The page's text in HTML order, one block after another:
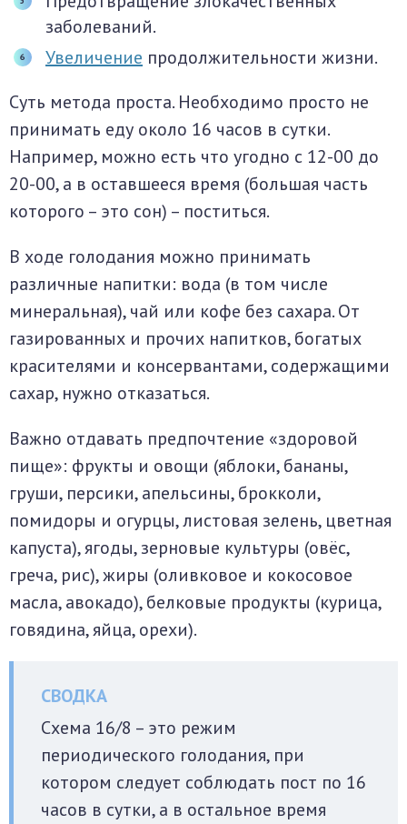
заболеваний.
Увеличение продолжительности жизни.
Суть метода проста. Необходимо просто не
принимать еду около 16 часов в сутки.
Например, можно есть что угодно с 12-00 до
20-00, а в оставшееся время (большая часть
которого – это сон) – поститься.
В ходе голодания можно принимать
различные напитки: вода (в том числе
минеральная), чай или кофе без сахара. От
газированных и прочих напитков, богатых
красителями и консервантами, содержащими
сахар, нужно отказаться.
Важно отдавать предпочтение «здоровой
пище»: фрукты и овощи (яблоки, бананы,
груши, персики, апельсины, брокколи,
помидоры и огурцы, листовая зелень, цветная
капуста), ягоды, зерновые культуры (овёс,
греча, рис), жиры (оливковое и кокосовое
масла, авокадо), белковые продукты (курица,
говядина, яйца, орехи).
Схема 16/8 – это режим
периодического голодания, при
котором следует соблюдать пост по 16
часов в сутки, а в остальное время